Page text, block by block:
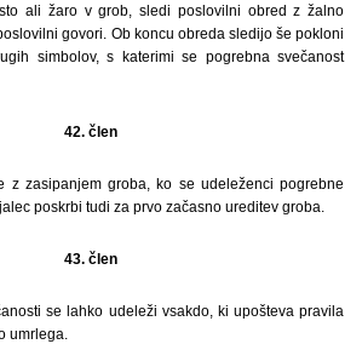
ali žaro v grob, sledi poslovilni obred z žalno
govori. Ob koncu obreda sledijo še pokloni
simbolov, s katerimi se pogrebna svečanost
42. člen
z zasipanjem groba, ko se udeleženci pogrebne
poskrbi tudi za prvo začasno ureditev groba.
43. člen
se lahko udeleži vsakdo, ki upošteva pravila
umrlega.